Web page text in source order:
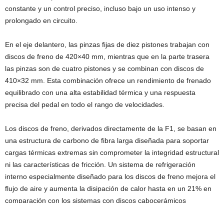
constante y un control preciso, incluso bajo un uso intenso y
prolongado en circuito.
En el eje delantero, las pinzas fijas de diez pistones trabajan con
discos de freno de 420×40 mm, mientras que en la parte trasera
las pinzas son de cuatro pistones y se combinan con discos de
410×32 mm. Esta combinación ofrece un rendimiento de frenado
equilibrado con una alta estabilidad térmica y una respuesta
precisa del pedal en todo el rango de velocidades.
Los discos de freno, derivados directamente de la F1, se basan en
una estructura de carbono de fibra larga diseñada para soportar
cargas térmicas extremas sin comprometer la integridad estructural
ni las características de fricción. Un sistema de refrigeración
interno especialmente diseñado para los discos de freno mejora el
flujo de aire y aumenta la disipación de calor hasta en un 21% en
comparación con los sistemas con discos cabocerámicos